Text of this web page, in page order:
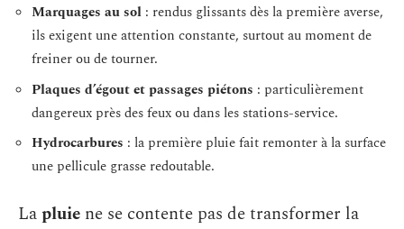
Marquages au sol : rendus glissants dès la première averse,
ils exigent une attention constante, surtout au moment de
freiner ou de tourner.
Plaques d’égout et passages piétons : particulièrement
dangereux près des feux ou dans les stations-service.
Hydrocarbures : la première pluie fait remonter à la surface
une pellicule grasse redoutable.
Lapluie ne se contente pas de transformer la